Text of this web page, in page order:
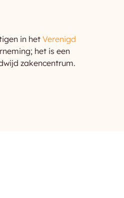
in het Verenigd
het is een
zakencentrum.